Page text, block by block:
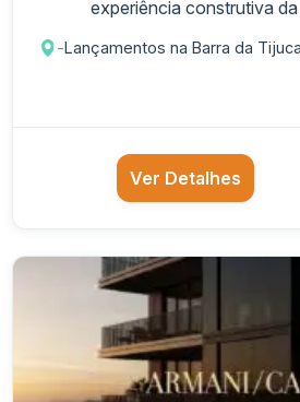
experiência construtiva
-Lançamentos na Barra da Tijuca
Ver Detalhes